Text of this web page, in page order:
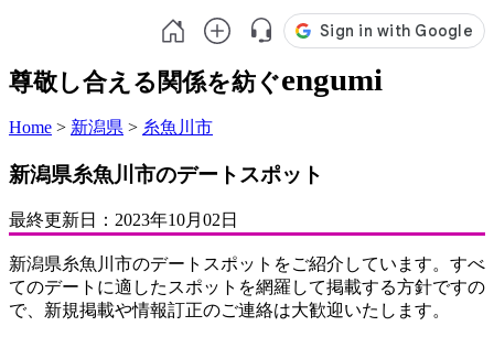
尊敬し合える関係を紡ぐengumi
Home > 新潟県 > 糸魚川市
新潟県糸魚川市のデートスポット
最終更新日： 2023年10月02日
新潟県糸魚川市のデートスポットをご紹介しています。すべ
てのデートに適したスポットを網羅して掲載する方針ですの
で、新規掲載や情報訂正のご連絡は大歓迎いたします。